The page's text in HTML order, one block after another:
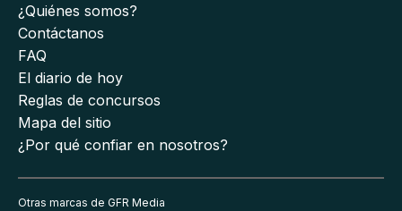
¿Quiénes somos?
Contáctanos
FAQ
El diario de hoy
Reglas de concursos
Mapa del sitio
¿Por qué confiar en nosotros?
Otras marcas de GFR Media